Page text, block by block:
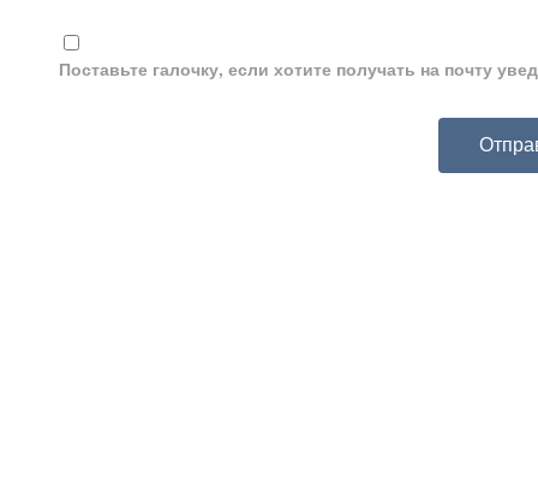
Поставьте галочку, если хотите получать на почту